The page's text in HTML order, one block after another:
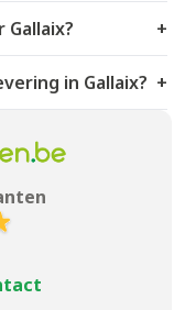
+
in Gallaix? +